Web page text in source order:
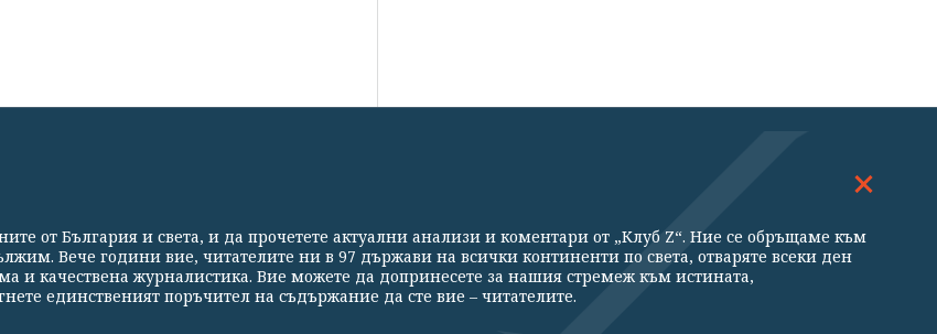
Контакти За Клуб Z Екип Подкрепете ни
от България и света, и да прочетете актуални анализи и коментари от „Клуб Z“. Ние се обръщаме към
Вече години вие, читателите ни в 97 държави на всички континенти по света, отваряте всеки ден
и качествена журналистика. Вие можете да допринесете за нашия стремеж към истината,
единственият поръчител на съдържание да сте вие – читателите.